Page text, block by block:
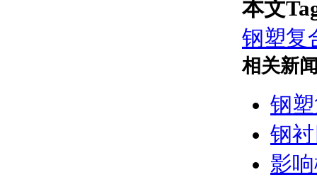
本文
钢塑复
相关新
钢
钢
影